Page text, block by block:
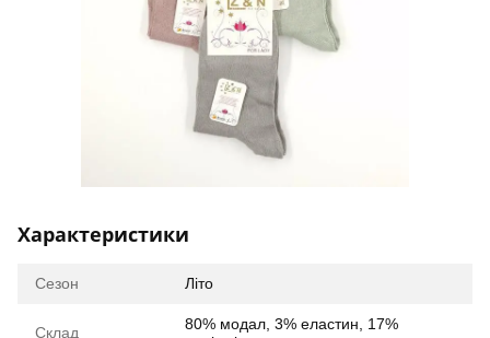
Характеристики
Сезон Літо
Склад
80% модал, 3% еластин, 17%